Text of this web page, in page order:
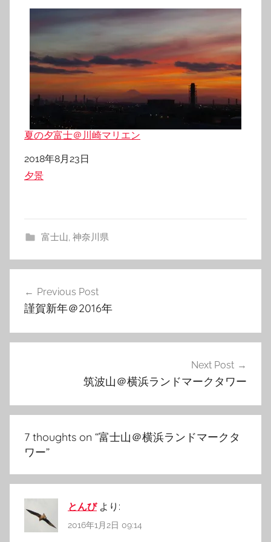
夏の夕富士＠川崎マリエン
日付
2018年8月23日
関連理由
夕景
富士山, 神奈川県
稿
ビ
シ
ョ
Previous Post
謹賀新年＠2016年
Next Post
筑波山＠横浜ランドマークタワー
7 thoughts on “富士山＠横浜ランドマークタ
ワー”
とんび より:
2016年1月2日 09:14